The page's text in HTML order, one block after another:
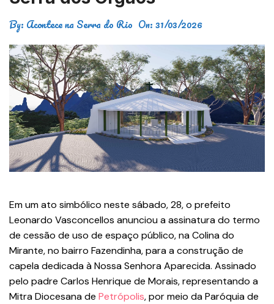
By: Acontece na Serra do Rio On:31/03/2026
Em um ato simbólico neste sábado, 28, o prefeito
Leonardo Vasconcellos anunciou a assinatura do termo
de cessão de uso de espaço público, na Colina do
Mirante, no bairro Fazendinha, para a construção de
capela dedicada à Nossa Senhora Aparecida. Assinado
pelo padre Carlos Henrique de Morais, representando a
Mitra Diocesana de Petrópolis, por meio da Paróquia de